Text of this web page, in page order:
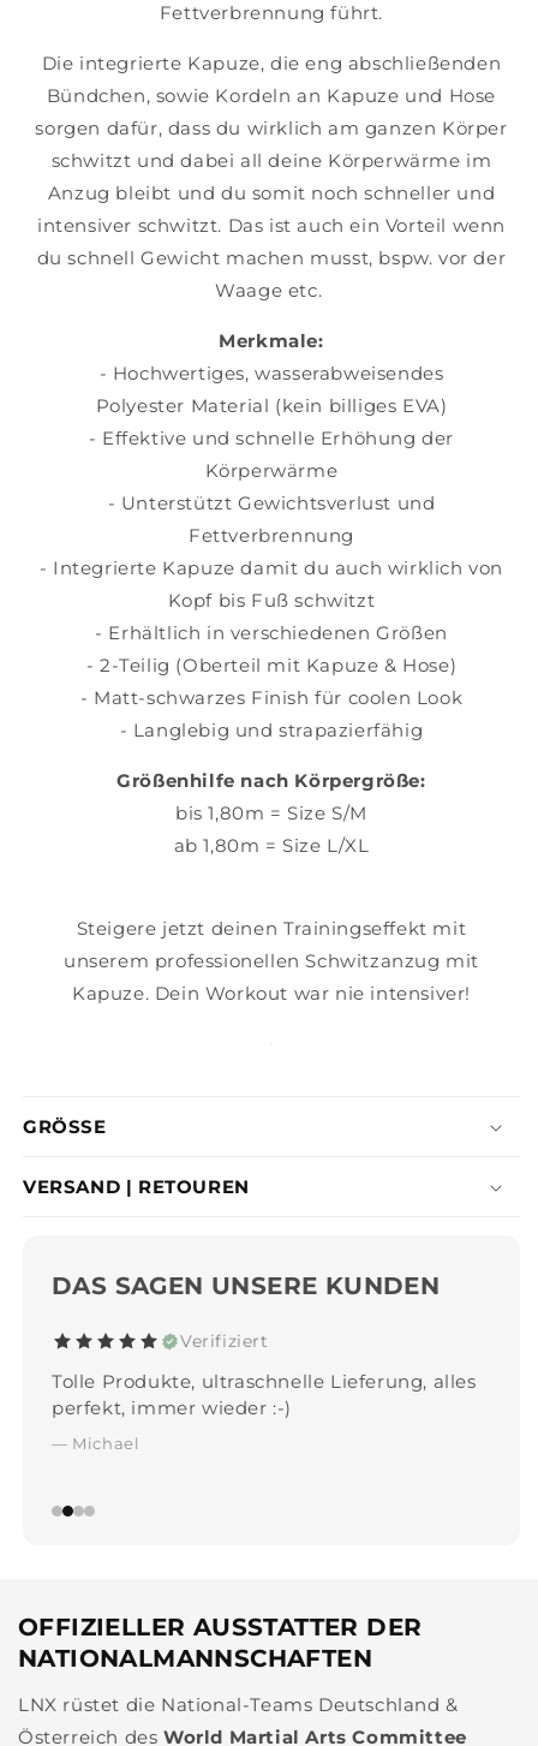
Fettverbrennung führt.
Die integrierte Kapuze, die eng abschließenden
Bündchen, sowie Kordeln an Kapuze und Hose
sorgen dafür, dass du wirklich am ganzen Körper
schwitzt und dabei all deine Körperwärme im
Anzug bleibt und du somit noch schneller und
intensiver schwitzt. Das ist auch ein Vorteil wenn
du schnell Gewicht machen musst, bspw. vor der
Waage etc.
Merkmale:
- Hochwertiges, wasserabweisendes
Polyester Material (kein billiges EVA)
- Effektive und schnelle Erhöhung der
Körperwärme
- Unterstützt Gewichtsverlust und
Fettverbrennung
- Integrierte Kapuze damit du auch wirklich von
Kopf bis Fuß schwitzt
- Erhältlich in verschiedenen Größen
- 2-Teilig (Oberteil mit Kapuze & Hose)
- Matt-schwarzes Finish für coolen Look
- Langlebig und strapazierfähig
Größenhilfe nach Körpergröße:
bis 1,80m = Size S/M
ab 1,80m = Size L/XL
Steigere jetzt deinen Trainingseffekt mit
unserem professionellen Schwitzanzug mit
Kapuze. Dein Workout war nie intensiver!
GRÖSSE
VERSAND | RETOUREN
DAS SAGEN UNSERE KUNDEN
Verifiziert
Tolle Produkte, ultraschnelle Lieferung, alles
perfekt, immer wieder :-)
— Michael
OFFIZIELLER AUSSTATTER DER
NATIONALMANNSCHAFTEN
LNX rüstet die National-Teams Deutschland &
Österreich des World Martial Arts Committee